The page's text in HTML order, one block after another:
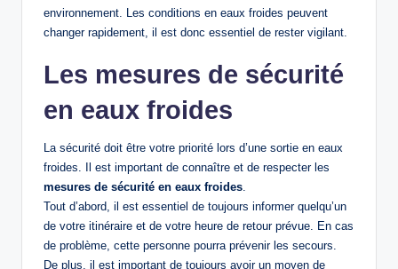
environnement. Les conditions en eaux froides peuvent
changer rapidement, il est donc essentiel de rester vigilant.
Les mesures de sécurité
en eaux froides
La sécurité doit être votre priorité lors d’une sortie en eaux
froides. Il est important de connaître et de respecter les
mesures de sécurité en eaux froides.
Tout d’abord, il est essentiel de toujours informer quelqu’un
de votre itinéraire et de votre heure de retour prévue. En cas
de problème, cette personne pourra prévenir les secours.
De plus, il est important de toujours avoir un moyen de